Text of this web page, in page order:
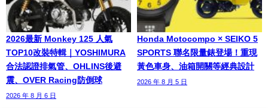
2026最新 Monkey 125 人氣
TOP10改裝特輯｜YOSHIMURA
合法認證排氣管、OHLINS後避
震、OVER Racing防倒球
2026 年 8 月 6 日
Honda Motocompo × SEIKO 5
SPORTS 聯名限量錶登場！重現
黃色車身、油箱開關等經典設計
2026 年 8 月 5 日